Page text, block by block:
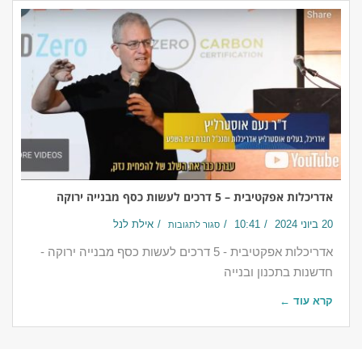
אדריכלות אפקטיבית – 5 דרכים לעשות כסף מבנייה ירוקה
20 ביוני 2024 10:41 סגור לתגובות אילת לנל
אדריכלות אפקטיבית - 5 דרכים לעשות כסף מבנייה ירוקה -
חדשנות בתכנון ובנייה
קרא עוד ←